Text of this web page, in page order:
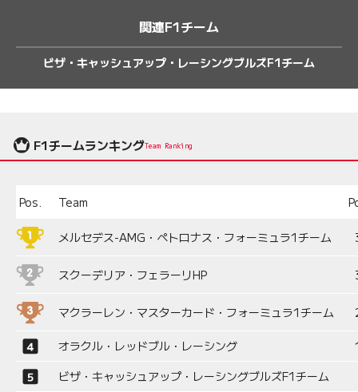
関連F1チーム
ビザ・キャッシュアップ・レーシングブルズF1チーム
F1チームランキングTeam Ranking
Pos. Team
メルセデス-AMG・ペトロナス・フォーミュラ1チーム
スクーデリア・フェラーリHP
マクラーレン・マスターカード・フォーミュラ1チーム
オラクル・レッドブル・レーシング
ビザ・キャッシュアップ・レーシングブルズF1チーム